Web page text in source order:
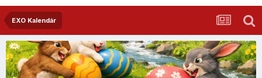
EXO Kalendár